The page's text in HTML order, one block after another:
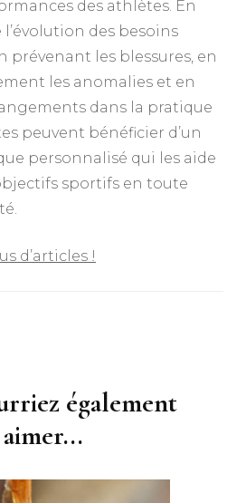
des athlètes. En
des besoins
prévenant les blessures, en
les anomalies et en
dans la pratique
peuvent bénéficier d’un
personnalisé qui les aide
sportifs en toute
d’articles !
également
aimer...